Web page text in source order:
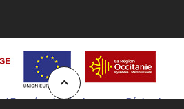
Européen de Développement Régional